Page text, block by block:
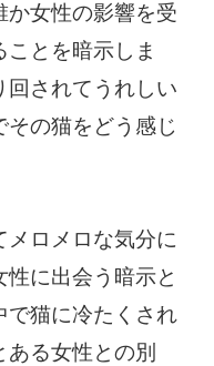
か女性の影響を受
とを暗示しま
回されてうれしい
の猫をどう感じ
ロメロな気分に
に出会う暗示と
で猫に冷たくされ
る女性との別